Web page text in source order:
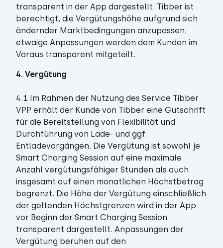
transparent in der App dargestellt. Tibber ist
berechtigt, die Vergütungshöhe aufgrund sich
ändernder Marktbedingungen anzupassen;
etwaige Anpassungen werden dem Kunden im
Voraus transparent mitgeteilt.
4. Vergütung
4.1 Im Rahmen der Nutzung des Service Tibber
VPP erhält der Kunde von Tibber eine Gutschrift
für die Bereitstellung von Flexibilität und
Durchführung von Lade- und ggf.
Entladevorgängen. Die Vergütung ist sowohl je
Smart Charging Session auf eine maximale
Anzahl vergütungsfähiger Stunden als auch
insgesamt auf einen monatlichen Höchstbetrag
begrenzt. Die Höhe der Vergütung einschließlich
der geltenden Höchstgrenzen wird in der App
vor Beginn der Smart Charging Session
transparent dargestellt. Anpassungen der
Vergütung beruhen auf den